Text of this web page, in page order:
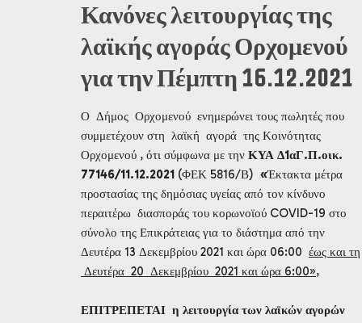
Κανόνες λειτουργίας της
λαϊκής αγοράς Ορχομενού
για την Πέμπτη 16.12.2021
Ο Δήμος Ορχομενού ενημερώνει τους πωλητές που
συμμετέχουν στη λαϊκή αγορά της Κοινότητας
Ορχομενού , ότι σύμφωνα με την ΚΥΑ Δ1αΓ.Π.οικ.
77146/11.12.2021 (ΦΕΚ 5816/Β) «Έκτακτα μέτρα
προστασίας της δημόσιας υγείας από τον κίνδυνο
περαιτέρω διασποράς του κορωνοϊού COVID-19 στο
σύνολο της Επικράτειας για το διάστημα από την
Δευτέρα 13 Δεκεμβρίου 2021 και ώρα 06:00 έως και τη
Δευτέρα 20 Δεκεμβρίου 2021 και ώρα 6:00»,
ΕΠΙΤΡΕΠΕΤΑΙ η λειτουργία των λαϊκών αγορών